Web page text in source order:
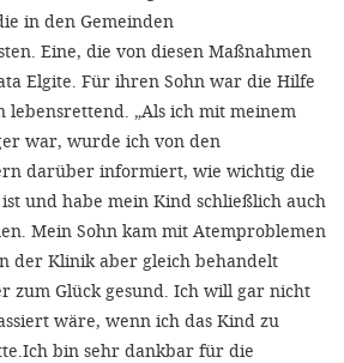
in den Gemeinden
Eine, die von diesen Maßnahmen
Elgite. Für ihren Sohn war die Hilfe
lebensrettend. „Als ich mit meinem
war, wurde ich von den
darüber informiert, wie wichtig die
und habe mein Kind schließlich auch
Mein Sohn kam mit Atemproblemen
der Klinik aber gleich behandelt
zum Glück gesund. Ich will gar nicht
wäre, wenn ich das Kind zu
bin sehr dankbar für die